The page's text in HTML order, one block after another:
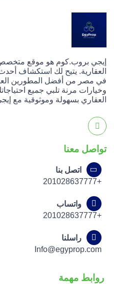
إيجي بروب.كوم هو موقع
العقارية. يتيح لك استكشاف
في مصر من أفضل المطورين
وخيارات مرنة تلبي جميع
العقاري بسهولة وموثوقية مع
تواصل معنا
اتصل بنا
+201028637777
واتساب
+201028637777
راسلنا
Info@egyprop.com
روابط مهمة